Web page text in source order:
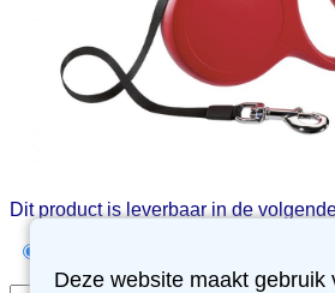
Dit product is leverbaar in de
Deze website maakt gebruik